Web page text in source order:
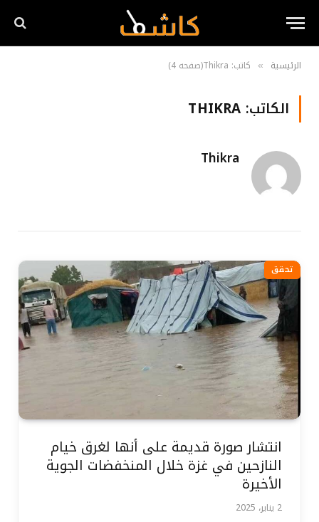
الرئيسية » كاتب: Thikra(صفحه 4)
الكاتب: THIKRA
Thikra
تحقق
انتشار صورة قديمة على أنها لغرق خيام
النازحين في غزة خلال المنخفضات الجوية
الأخيرة
2 يناير، 2025